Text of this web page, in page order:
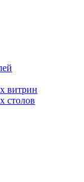
витрин
столов